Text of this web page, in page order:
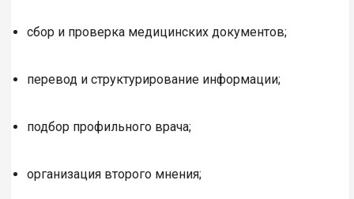
сбор и проверка медицинских документов;
перевод и структурирование информации;
подбор профильного врача;
организация второго мнения;